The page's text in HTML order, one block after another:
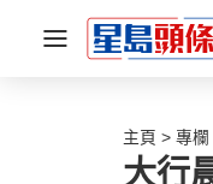
主頁 專欄
大行